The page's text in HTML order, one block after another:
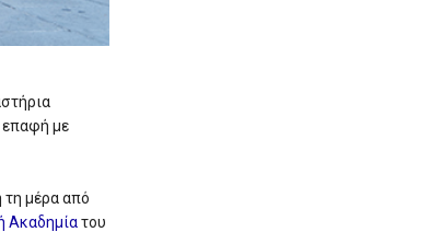
επαφή με
τη μέρα από
Ακαδημίατου